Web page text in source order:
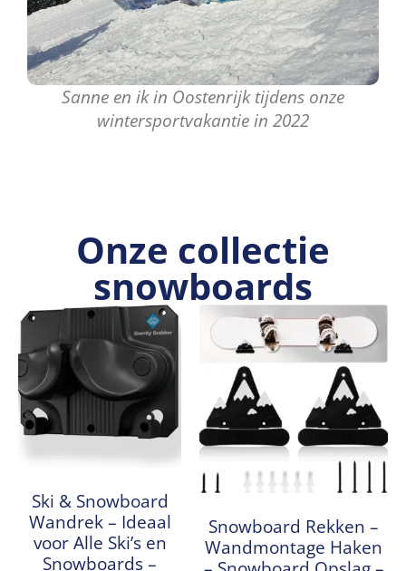
Sanne en ik in Oostenrijk tijdens onze
wintersportvakantie in 2022
Onze collectie
snowboards
Ski & Snowboard
Wandrek – Ideaal
voor Alle Ski’s en
Snowboards –
Snowboard Rekken –
Wandmontage Haken